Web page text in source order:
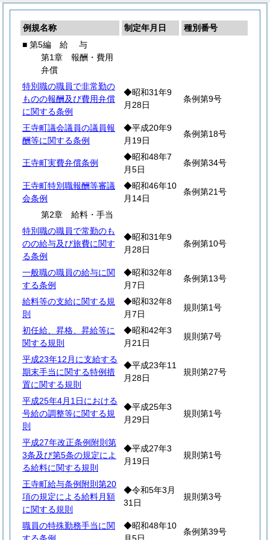
例規名称 制定年月日
種別番号
■ 第5編 給 与
第1章 報酬・費用
弁償
特別職の職員で非常勤の
ものの報酬及び費用弁償
に関する条例
◆昭和31年9
月28日
条例第9号
王寺町議会議員の議員報
酬等に関する条例
◆平成20年9
月19日
条例第18号
王寺町実費弁償条例
◆昭和48年7
月5日
条例第34号
王寺町特別職報酬等審議
会条例
◆昭和46年10
月14日
条例第21号
第2章 給料・手当
特別職の職員で常勤のも
のの給与及び旅費に関す
る条例
◆昭和31年9
月28日
条例第10号
一般職の職員の給与に関
する条例
◆昭和32年8
月7日
条例第13号
給料等の支給に関する規
則
◆昭和32年8
月7日
規則第1号
初任給、昇格、昇給等に
関する規則
◆昭和42年3
月21日
規則第7号
平成23年12月に支給する
期末手当に関する特例措
置に関する規則
◆平成23年11
月28日
規則第27号
平成25年4月1日における
号給の調整等に関する規
則
◆平成25年3
月29日
規則第1号
平成27年改正条例附則第
3条及び第5条の規定によ
る給料に関する規則
◆平成27年3
月19日
規則第1号
王寺町給与条例附則第20
項の規定による給料月額
に関する規則
◆令和5年3月
31日
規則第3号
職員の特殊勤務手当に関
◆昭和48年10
条例第39号